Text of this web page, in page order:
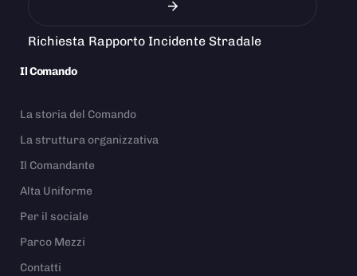
Richiesta Rapporto Incidente Stradale
Il Comando
La storia del Comando
La struttura organizzativa
Il Comandante
Alta Uniforme
Per il sociale
Parco Mezzi
Contatti